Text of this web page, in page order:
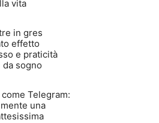
vita
in gres
effetto
e praticità
sogno
Telegram:
una